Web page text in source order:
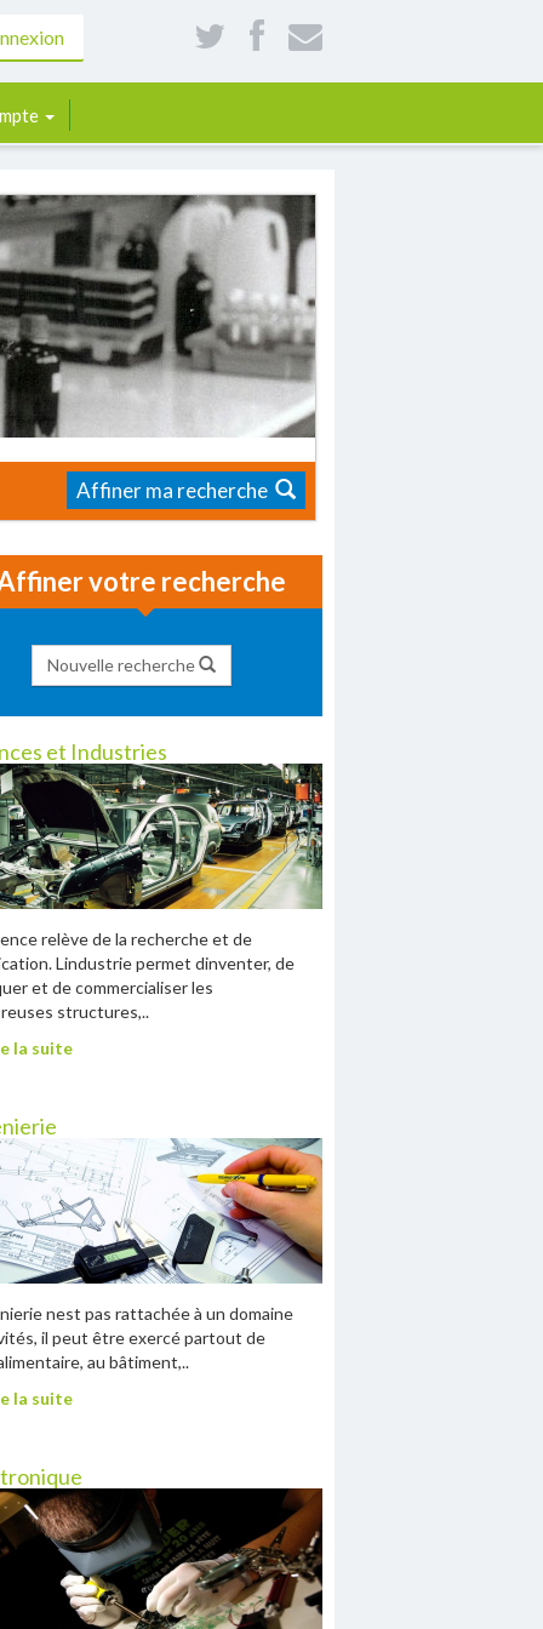
Affiner ma recherche
votre recherche
Nouvelle recherche
et Industries
relève de la recherche et de
Lindustrie permet dinventer, de
et de commercialiser les
structures,..
la suite
nest pas rattachée à un domaine
il peut être exercé partout de
au bâtiment,..
la suite